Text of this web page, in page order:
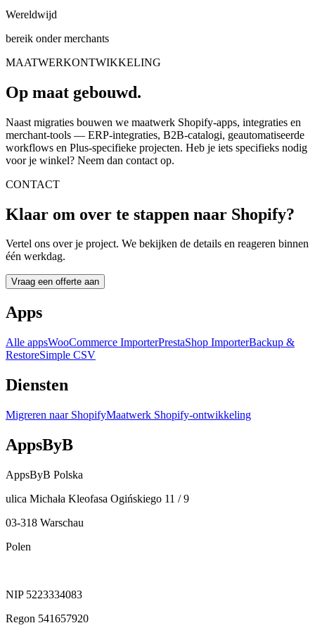
Wereldwijd
bereik onder merchants
MAATWERKONTWIKKELING
Op maat gebouwd.
Naast migraties bouwen we maatwerk Shopify-apps, integraties en
merchant-tools — ERP-integraties, B2B-catalogi, geautomatiseerde
workflows en Plus-specifieke projecten. Heb je iets specifieks nodig
voor je winkel? Neem dan contact op.
CONTACT
Klaar om over te stappen naar Shopify?
Vertel ons over je project. We bekijken de details en reageren binnen
één werkdag.
Vraag een offerte aan
Apps
Alle appsWooCommerce ImporterPrestaShop ImporterBackup &
RestoreSimple CSV
Diensten
Migreren naar ShopifyMaatwerk Shopify-ontwikkeling
AppsByB
AppsByB Polska
ulica Michała Kleofasa Ogińskiego 11 / 9
03-318 Warschau
Polen
NIP 5223334083
Regon 541657920